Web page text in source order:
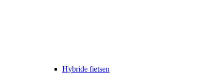
Hybride fietsen